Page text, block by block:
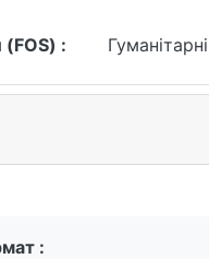
(FOS) :
: